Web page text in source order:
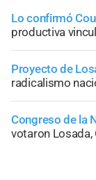
Lo confirmó
productiva
Proyecto de
radicalismo
Congreso de la
votaron Losada,